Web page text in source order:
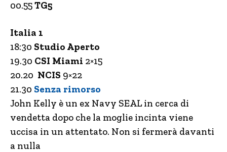
00.55TG5
Italia 1
18:30 Studio Aperto
19.30 CSI Miami 2×15
20.20 NCIS 9×22
21.30 Senza rimorso
John Kelly è un ex Navy SEAL in cerca di
vendetta dopo che la moglie incinta viene
uccisa in un attentato. Non si fermerà davanti
a nulla